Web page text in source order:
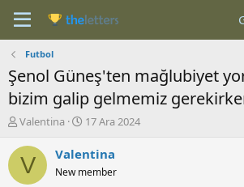
Futbol
Şenol Güneş'ten mağlubiyet
bizim galip gelmemiz
K
n
b
u
Valentina
B
ş
a
17 Ara 2024
V Valentina
New member